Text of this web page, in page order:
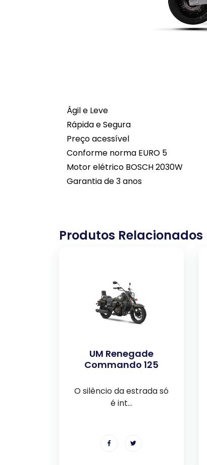
Ágil e Leve
Rápida e Segura
Preço acessível
Conforme norma EURO 5
Motor elétrico BOSCH 2030W
Garantia de 3 anos
Produtos Relacionados
UM Renegade
Commando 125
O silêncio da estrada só
é int...